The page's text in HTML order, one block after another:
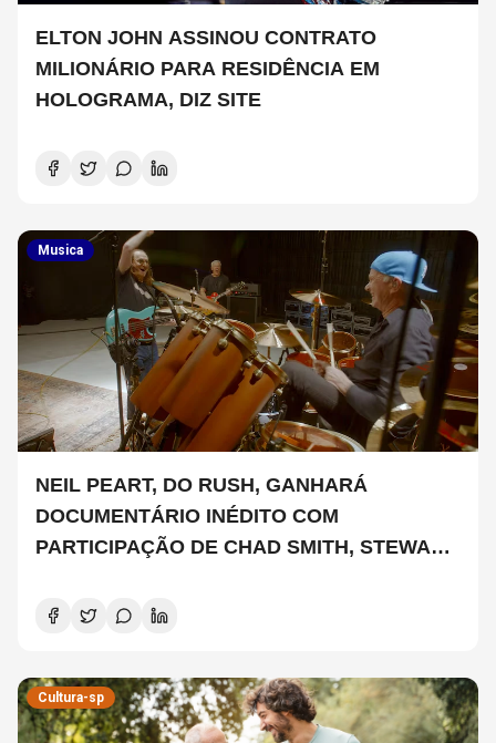
ELTON JOHN ASSINOU CONTRATO
MILIONÁRIO PARA RESIDÊNCIA EM
HOLOGRAMA, DIZ SITE
Musica
NEIL PEART, DO RUSH, GANHARÁ
DOCUMENTÁRIO INÉDITO COM
PARTICIPAÇÃO DE CHAD SMITH, STEWART
Cultura-sp